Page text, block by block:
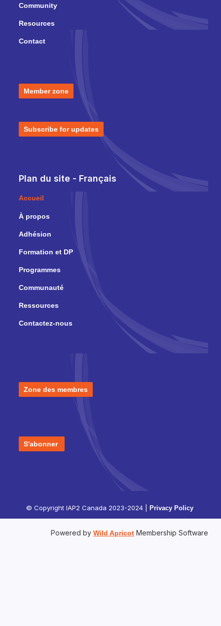
Community
Resources
Contact
Member zone
Subscribe for updates
Plan du site - Français
Accueil
À propos
Adhésion
Formation et DP
Programmes
Communauté
Ressources
Contactez-nous
Zone des membres
S'abonner
© Copyright IAP2 Canada 2023-2024 | Privacy Policy
Powered by Wild Apricot Membership Software